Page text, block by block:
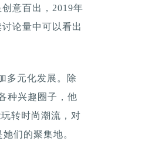
意百出，2019年
论量中可以看出
多元化发展。除
种兴趣圈子，他
转时尚潮流，对
们的聚集地。